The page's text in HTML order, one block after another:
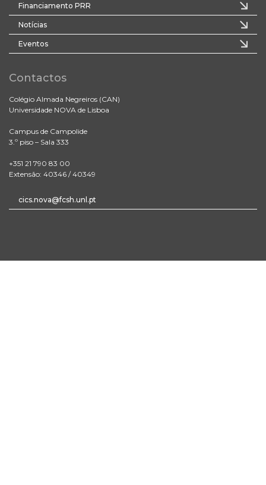
Financiamento PRR
Notícias
Eventos
Contactos
Colégio Almada Negreiros (CAN)
Universidade NOVA de Lisboa
Campus de Campolide
3.º piso – Sala 333
+351 21 790 83 00
Extensão: 40346 / 40349
cics.nova@fcsh.unl.pt